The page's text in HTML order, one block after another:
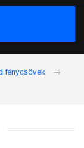
fénycsövek